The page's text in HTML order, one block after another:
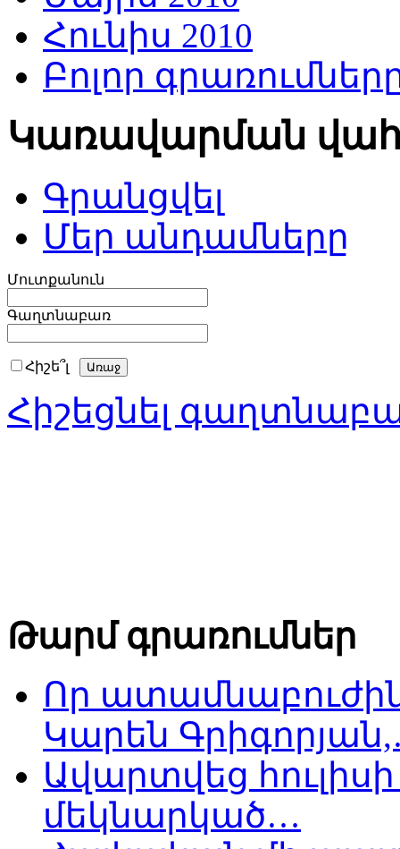
Հունիս 2010
Բոլոր
Կառավարման
Գրանցվել
Մեր անդամները
Մուտքանուն
Գաղտնաբառ
Հիշե՞լ
Հիշեցնել
Թարմ գրառումներ
Որ
Կարեն
Ավարտվեց
մեկնարկած…